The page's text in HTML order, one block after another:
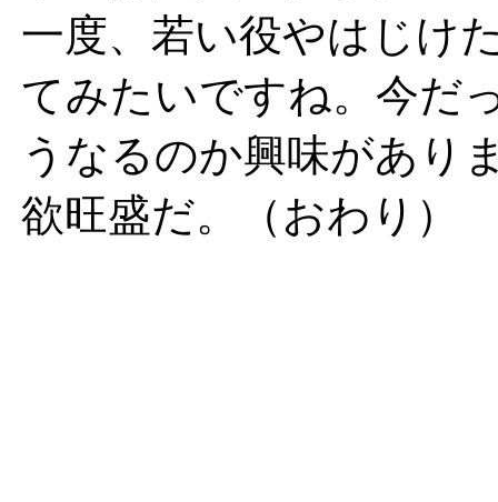
一度、若い役やはじけ
てみたいですね。今だ
うなるのか興味があり
欲旺盛だ。（おわり）